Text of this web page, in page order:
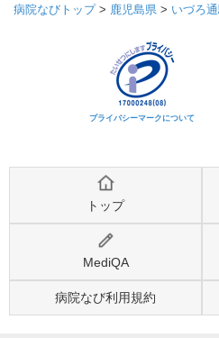
病院なびトップ> 鹿児島県 > いづろ
プライバシーマークについて
トップ
MediQA
病院なび利用規約